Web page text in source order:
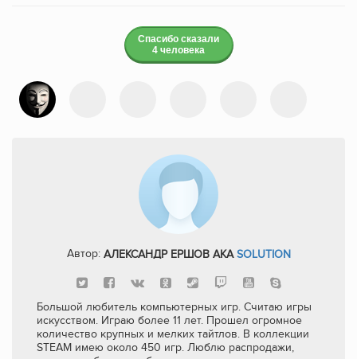
Спасибо сказали
4 человека
Автор: АЛЕКСАНДР ЕРШОВ AKASOLUTION
Большой любитель компьютерных игр. Считаю игры
искусством. Играю более 11 лет. Прошел огромное
количество крупных и мелких тайтлов. В коллекции
STEAM имею около 450 игр. Люблю распродажи,